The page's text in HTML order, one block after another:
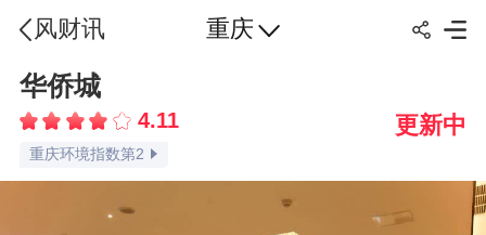
风财讯 重庆
华侨城
4.11
重庆交通指数第1
重庆配套指数第1
重庆环境指数第2
重庆容积率指数第1
重庆绿化率指数第1
重庆车位比指数第2
更新中